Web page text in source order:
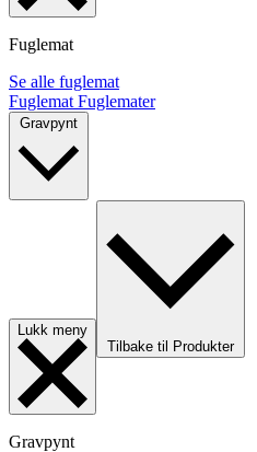
Fuglemat
Se alle fuglemat
Fuglemat Fuglemater
Lukk meny
Tilbake til Produkter
Gravpynt